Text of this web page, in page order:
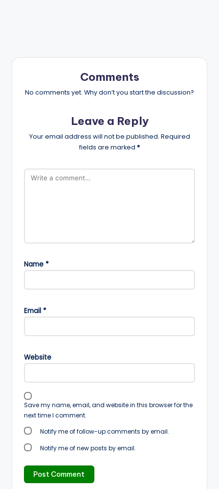
Comments
No comments yet. Why don’t you start the discussion?
Leave a Reply
Your email address will not be published. Required
fields are marked *
Name *
Email *
Website
Save my name, email, and website in this browser for the
next time I comment.
Notify me of follow-up comments by email.
Notify me of new posts by email.